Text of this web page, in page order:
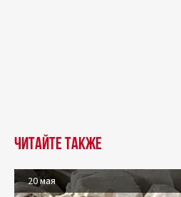
Читайте также
20 мая